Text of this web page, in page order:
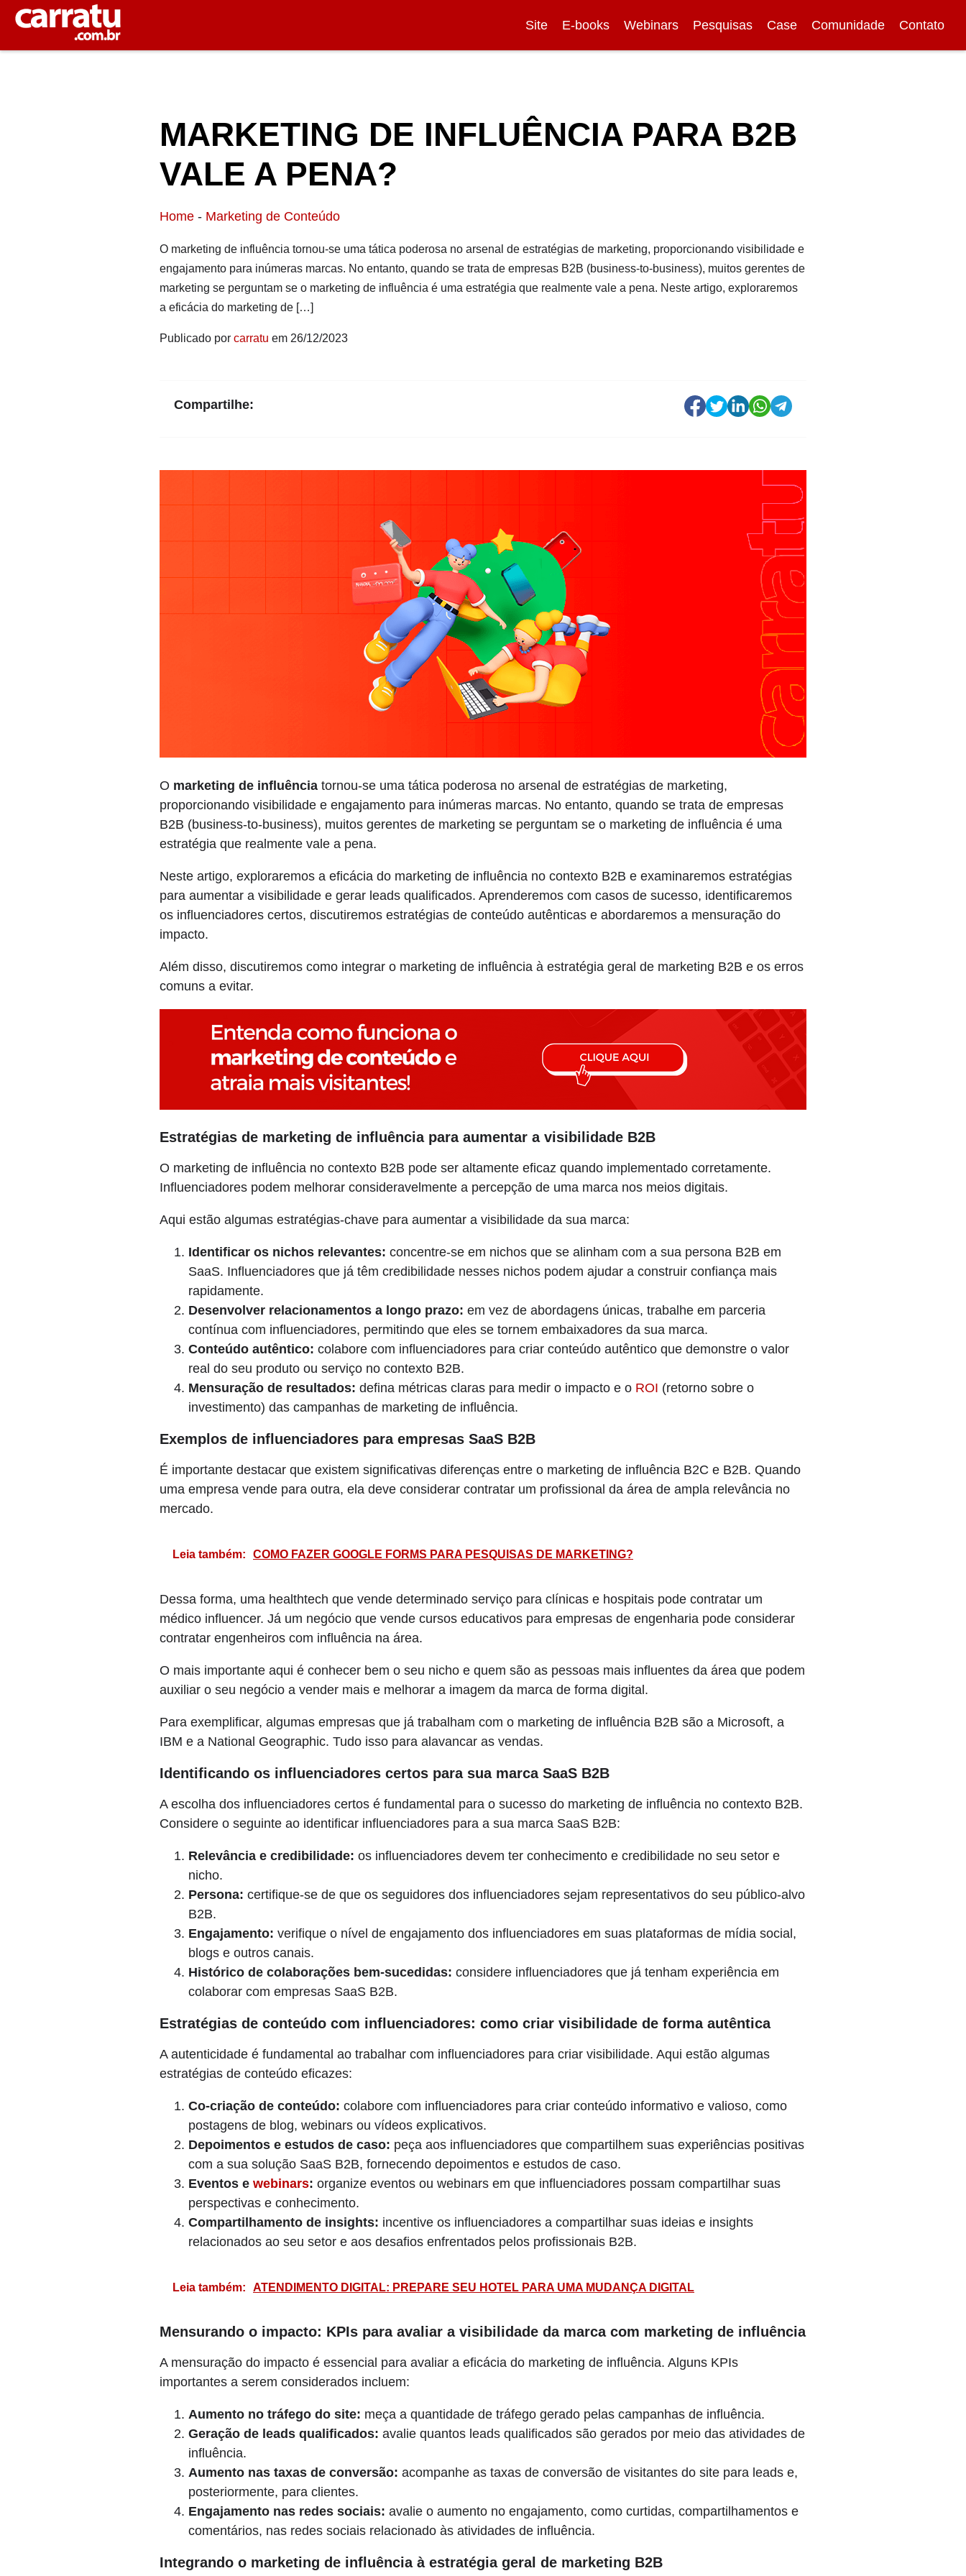
Site E-books Webinars Pesquisas Case Comunidade Contato
MARKETING DE INFLUÊNCIA PARA B2B
VALE A PENA?
Home - Marketing de Conteúdo
O marketing de influência tornou-se uma tática poderosa no arsenal de estratégias de marketing, proporcionando visibilidade e
engajamento para inúmeras marcas. No entanto, quando se trata de empresas B2B (business-to-business), muitos gerentes de
marketing se perguntam se o marketing de influência é uma estratégia que realmente vale a pena. Neste artigo, exploraremos
a eficácia do marketing de […]
Publicado por carratu em 26/12/2023
Compartilhe:
O marketing de influência tornou-se uma tática poderosa no arsenal de estratégias de marketing,
proporcionando visibilidade e engajamento para inúmeras marcas. No entanto, quando se trata de empresas
B2B (business-to-business), muitos gerentes de marketing se perguntam se o marketing de influência é uma
estratégia que realmente vale a pena.
Neste artigo, exploraremos a eficácia do marketing de influência no contexto B2B e examinaremos estratégias
para aumentar a visibilidade e gerar leads qualificados. Aprenderemos com casos de sucesso, identificaremos
os influenciadores certos, discutiremos estratégias de conteúdo autênticas e abordaremos a mensuração do
impacto.
Além disso, discutiremos como integrar o marketing de influência à estratégia geral de marketing B2B e os erros
comuns a evitar.
Estratégias de marketing de influência para aumentar a visibilidade B2B
O marketing de influência no contexto B2B pode ser altamente eficaz quando implementado corretamente.
Influenciadores podem melhorar consideravelmente a percepção de uma marca nos meios digitais.
Aqui estão algumas estratégias-chave para aumentar a visibilidade da sua marca:
Identificar os nichos relevantes: concentre-se em nichos que se alinham com a sua persona B2B em
SaaS. Influenciadores que já têm credibilidade nesses nichos podem ajudar a construir confiança mais
rapidamente.
Desenvolver relacionamentos a longo prazo: em vez de abordagens únicas, trabalhe em parceria
contínua com influenciadores, permitindo que eles se tornem embaixadores da sua marca.
Conteúdo autêntico: colabore com influenciadores para criar conteúdo autêntico que demonstre o valor
real do seu produto ou serviço no contexto B2B.
Mensuração de resultados: defina métricas claras para medir o impacto e o ROI (retorno sobre o
investimento) das campanhas de marketing de influência.
Exemplos de influenciadores para empresas SaaS B2B
É importante destacar que existem significativas diferenças entre o marketing de influência B2C e B2B. Quando
uma empresa vende para outra, ela deve considerar contratar um profissional da área de ampla relevância no
mercado.
Leia também: COMO FAZER GOOGLE FORMS PARA PESQUISAS DE MARKETING?
Dessa forma, uma healthtech que vende determinado serviço para clínicas e hospitais pode contratar um
médico influencer. Já um negócio que vende cursos educativos para empresas de engenharia pode considerar
contratar engenheiros com influência na área.
O mais importante aqui é conhecer bem o seu nicho e quem são as pessoas mais influentes da área que podem
auxiliar o seu negócio a vender mais e melhorar a imagem da marca de forma digital.
Para exemplificar, algumas empresas que já trabalham com o marketing de influência B2B são a Microsoft, a
IBM e a National Geographic. Tudo isso para alavancar as vendas.
Identificando os influenciadores certos para sua marca SaaS B2B
A escolha dos influenciadores certos é fundamental para o sucesso do marketing de influência no contexto B2B.
Considere o seguinte ao identificar influenciadores para a sua marca SaaS B2B:
Relevância e credibilidade: os influenciadores devem ter conhecimento e credibilidade no seu setor e
nicho.
Persona: certifique-se de que os seguidores dos influenciadores sejam representativos do seu público-alvo
B2B.
Engajamento: verifique o nível de engajamento dos influenciadores em suas plataformas de mídia social,
blogs e outros canais.
Histórico de colaborações bem-sucedidas: considere influenciadores que já tenham experiência em
colaborar com empresas SaaS B2B.
Estratégias de conteúdo com influenciadores: como criar visibilidade de forma autêntica
A autenticidade é fundamental ao trabalhar com influenciadores para criar visibilidade. Aqui estão algumas
estratégias de conteúdo eficazes:
Co-criação de conteúdo: colabore com influenciadores para criar conteúdo informativo e valioso, como
postagens de blog, webinars ou vídeos explicativos.
Depoimentos e estudos de caso: peça aos influenciadores que compartilhem suas experiências positivas
com a sua solução SaaS B2B, fornecendo depoimentos e estudos de caso.
Eventos e webinars: organize eventos ou webinars em que influenciadores possam compartilhar suas
perspectivas e conhecimento.
Compartilhamento de insights: incentive os influenciadores a compartilhar suas ideias e insights
relacionados ao seu setor e aos desafios enfrentados pelos profissionais B2B.
Leia também: ATENDIMENTO DIGITAL: PREPARE SEU HOTEL PARA UMA MUDANÇA DIGITAL
Mensurando o impacto: KPIs para avaliar a visibilidade da marca com marketing de influência
A mensuração do impacto é essencial para avaliar a eficácia do marketing de influência. Alguns KPIs
importantes a serem considerados incluem:
Aumento no tráfego do site: meça a quantidade de tráfego gerado pelas campanhas de influência.
Geração de leads qualificados: avalie quantos leads qualificados são gerados por meio das atividades de
influência.
Aumento nas taxas de conversão: acompanhe as taxas de conversão de visitantes do site para leads e,
posteriormente, para clientes.
Engajamento nas redes sociais: avalie o aumento no engajamento, como curtidas, compartilhamentos e
comentários, nas redes sociais relacionado às atividades de influência.
Integrando o marketing de influência à estratégia geral de marketing B2B